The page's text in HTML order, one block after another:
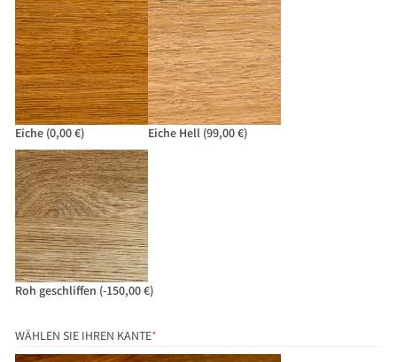
Eiche (0,00 €) Eiche Hell (99,00 €)
Roh geschliffen (-150,00 €)
WÄHLEN SIE IHREN KANTE*